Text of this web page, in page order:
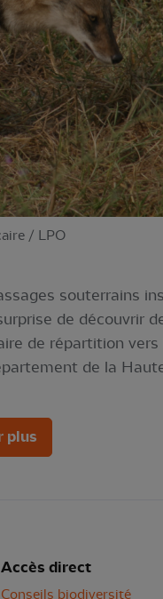
/ LPO
souterrains
de découvrir
de répartition
de la
plus
Accès direct
Conseils biodiversité